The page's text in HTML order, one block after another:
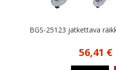
BGS-25123 jatkettava
56,41 €